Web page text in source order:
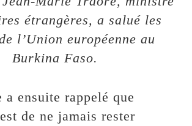
étrangères, a salué les
l’Union européenne au
Burkina Faso.
ensuite rappelé que
de ne jamais rester